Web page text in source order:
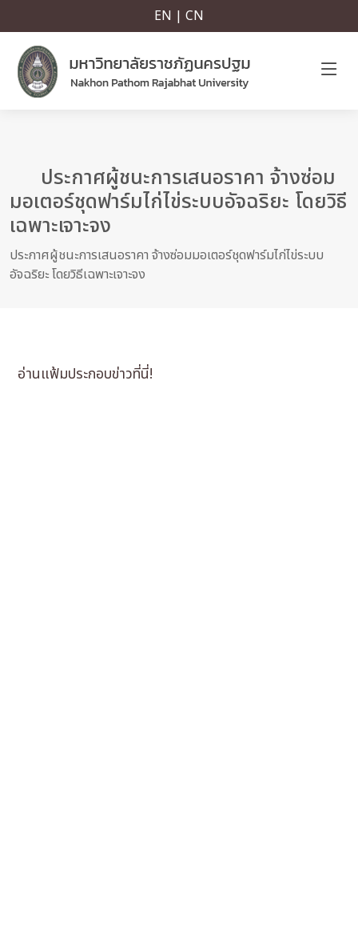
EN | CN
ประกาศผู้ชนะการเสนอราคา จ้างซ่อม
มอเตอร์ชุดฟาร์มไก่ไข่ระบบอัจฉริยะ โดยวิธี
เฉพาะเจาะจง
ประกาศผู้ชนะการเสนอราคา จ้างซ่อมมอเตอร์ชุดฟาร์มไก่ไข่ระบบ
อัจฉริยะ โดยวิธีเฉพาะเจาะจง
อ่านแฟ้มประกอบข่าวที่นี่!